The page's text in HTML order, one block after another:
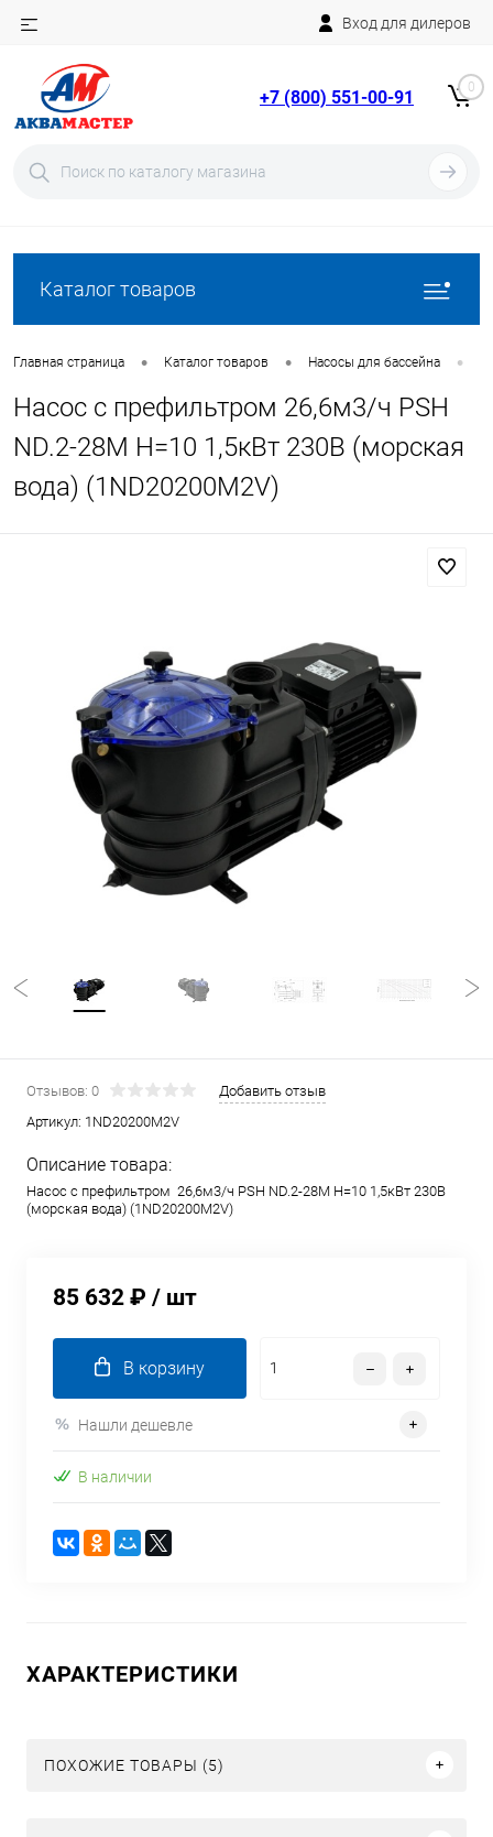
Вход для дилеров
+7 (800) 551-00-91 0
Каталог товаров
Главная страница • Каталог товаров • Насосы для бассейна •
Насос с префильтром 26,6м3/ч PSH
ND.2-28M Н=10 1,5кВт 230В (морская
вода) (1ND20200M2V)
Отзывов: 0
Добавить отзыв
Артикул: 1ND20200M2V
Описание товара:
Насос с префильтром 26,6м3/ч PSH ND.2-28M Н=10 1,5кВт 230В
(морская вода) (1ND20200M2V)
85 632 ₽ / шт
В корзину
Нашли дешевле
В наличии
ХАРАКТЕРИСТИКИ
ПОХОЖИЕ ТОВАРЫ (5)